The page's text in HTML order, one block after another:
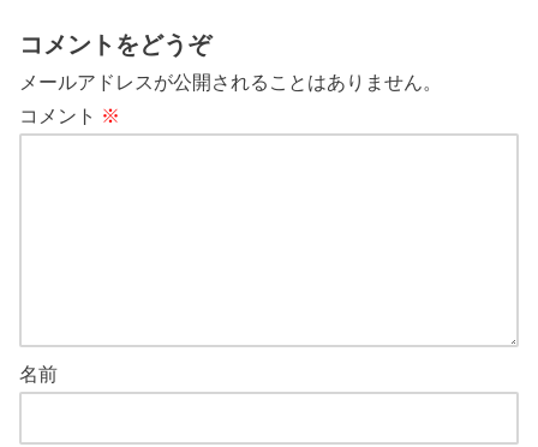
コメントをどうぞ
メールアドレスが公開されることはありません。
コメント ※
名前